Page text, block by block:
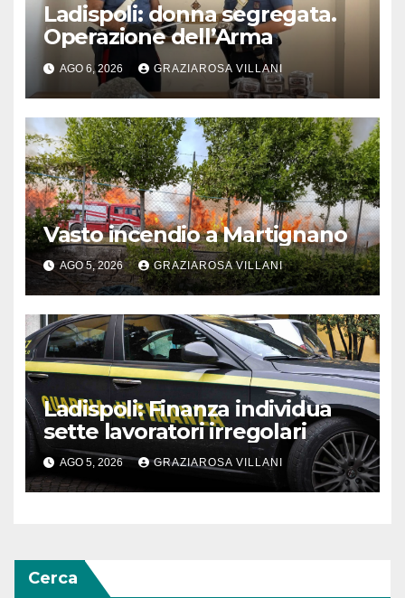
Ladispoli: donna segregata.
Operazione dell’Arma
AGO 6, 2026 GRAZIAROSA VILLANI
Vasto incendio a Martignano
AGO 5, 2026 GRAZIAROSA VILLANI
Ladispoli: Finanza individua
sette lavoratori irregolari
AGO 5, 2026 GRAZIAROSA VILLANI
Cerca